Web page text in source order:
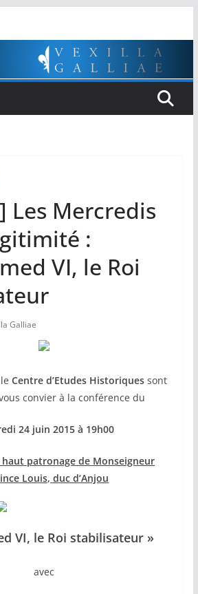
Les Mercredis
:
VI, le Roi
Galliae
Centre d’Etudes Historiquessont
convier à la conférence du
24 juin 2015 à 19h00
haut patronage de Monseigneur
Louis, duc d’Anjou
VI, le Roi stabilisateur »
avec